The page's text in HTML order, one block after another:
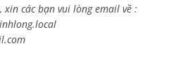
xin các bạn vui lòng email về :